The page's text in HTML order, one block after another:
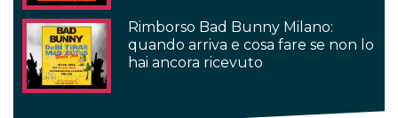
Rimborso Bad Bunny Milano:
quando arriva e cosa fare se non lo
hai ancora ricevuto